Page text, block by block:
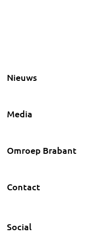
Nieuws
Media
Omroep Brabant
Contact
Social